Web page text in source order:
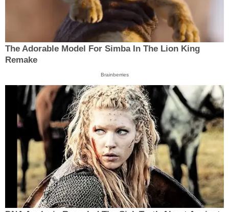
The Adorable Model For Simba In The Lion King
Remake
Brainberries